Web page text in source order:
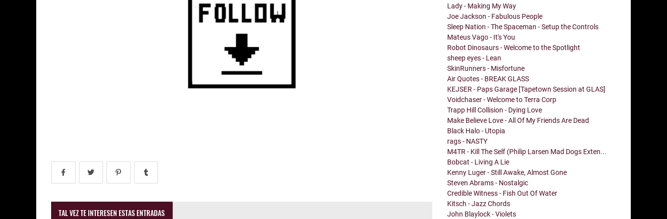
TAL VEZ TE INTERESEN ESTAS ENTRADAS
Lady - Making My Way
Joe Jackson - Fabulous People
Sleep Nation - The Spaceman - Setup the Controls
Mateus Vago - It's You
Robot Dinosaurs - Welcome to the Spotlight
sheep eyes - Lean
SkinRunners - Misfortune
Air Quotes - BREAK GLASS
KEJSER - Paps Garage [Tapetown Session at GLAS]
Voidchaser - Welcome to Terra Corp
Trapp Hill Collision - Dying Love
Make Believe Love - All Of My Friends Are Dead
Black Halo - Utopia
rags - NASTY
M4TR - Kill The Self (Philip Larsen Mad Dogs Exten...
Bobcat - Living A Lie
Kenny Luger - Still Awake, Almost Gone
Steven Abrams - Nostalgic
Credible Witness - Fish Out Of Water
Kitsch - Jazz Chords
John Blaylock - Violets